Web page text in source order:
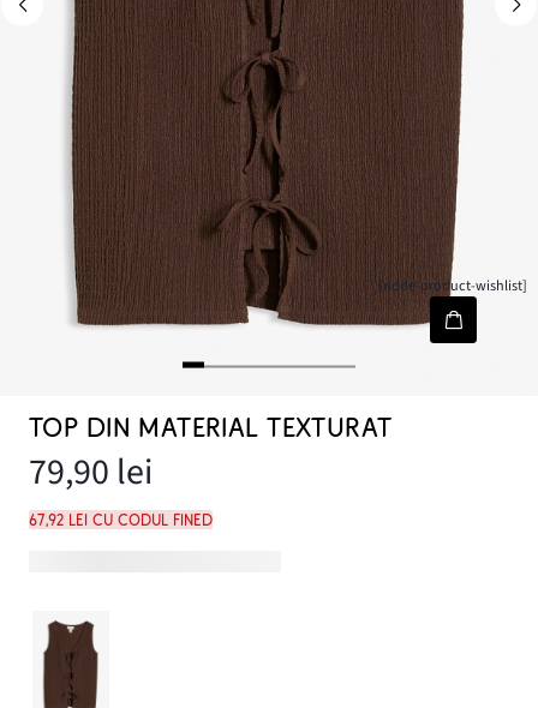
[node-product-wishlist]
TOP DIN MATERIAL TEXTURAT
79,90 lei
67,92 lei cu codul FINED